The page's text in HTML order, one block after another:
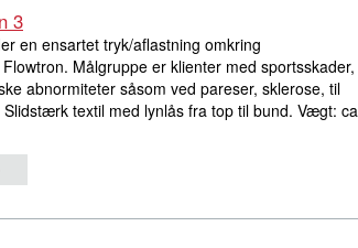
3
en ensartet tryk/aflastning omkring
Målgruppe er klienter med sportsskader,
abnormiteter såsom ved pareser, sklerose, til
textil med lynlås fra top til bund. Vægt: ca